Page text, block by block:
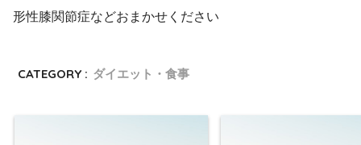
形性膝関節症などおまかせください
CATEGORY : ダイエット・食事